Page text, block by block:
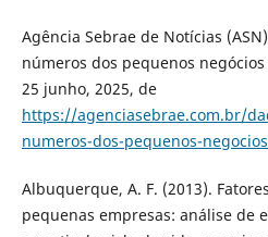
Agência Sebrae de Notícias
números dos pequenos
25 junho, 2025, de
https://agenciasebrae.com.br/
numeros-dos-pequenos-
Albuquerque, A. F. (2013).
pequenas empresas: análise de